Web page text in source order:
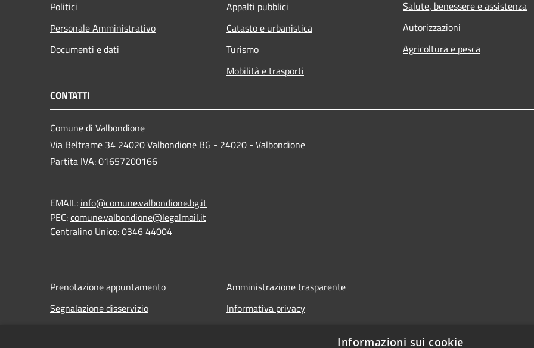
Politici
Personale Amministrativo
Documenti e dati
Appalti pubblici
Catasto e urbanistica
Turismo
Mobilità e trasporti
Salute, benessere e assistenza
Autorizzazioni
Agricoltura e pesca
CONTATTI
Comune di Valbondione
Via Beltrame 34 24020 Valbondione BG - 24020 - Valbondione
Partita IVA: 01657200166
EMAIL: info@comune.valbondione.bg.it
PEC:comune.valbondione@legalmail.it
Centralino Unico: 0346 44004
Prenotazione appuntamento
Segnalazione disservizio
Amministrazione trasparente
Informativa privacy
Informazioni sui cookie